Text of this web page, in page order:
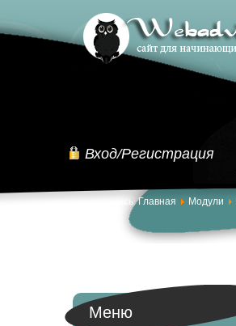
Вход/Регистрация
Вы здесь:Главная Модули
Меню